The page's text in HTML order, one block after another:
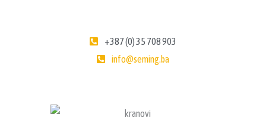
+387 (0) 35 708 903
info@seming.ba